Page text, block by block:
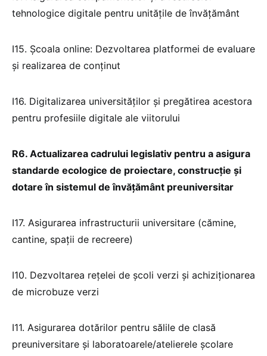
tehnologice digitale pentru unitățile de învățământ
I15. Școala online: Dezvoltarea platformei de evaluare
și realizarea de conținut
I16. Digitalizarea universităților și pregătirea acestora
pentru profesiile digitale ale viitorului
R6. Actualizarea cadrului legislativ pentru a asigura
standarde ecologice de proiectare, construcție și
dotare în sistemul de învățământ preuniversitar
I17. Asigurarea infrastructurii universitare (cămine,
cantine, spații de recreere)
I10. Dezvoltarea rețelei de școli verzi și achiziționarea
de microbuze verzi
I11. Asigurarea dotărilor pentru sălile de clasă
preuniversitare și laboratoarele/atelierele școlare